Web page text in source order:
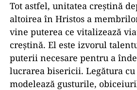
Tot astfel, unitatea creştină
altoirea în Hristos a
vine puterea ce vitalizează
creştină. El este izvorul
puterii necesare pentru a
lucrarea bisericii. Legătura cu
modelează gusturile,